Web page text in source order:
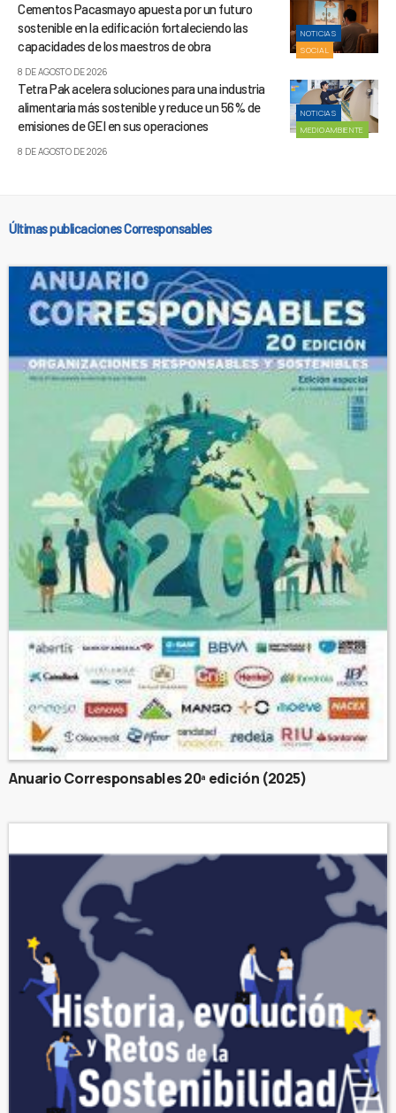
NOTICIAS
SOCIAL
Cementos Pacasmayo apuesta por un futuro
sostenible en la edificación fortaleciendo las
capacidades de los maestros de obra
8 DE AGOSTO DE 2026
NOTICIAS
MEDIOAMBIENTE
Tetra Pak acelera soluciones para una industria
alimentaria más sostenible y reduce un 56% de
emisiones de GEI en sus operaciones
8 DE AGOSTO DE 2026
Últimas publicaciones Corresponsables
Anuario Corresponsables 20ª edición (2025)